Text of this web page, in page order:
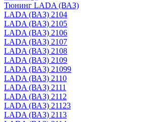
Тюнинг LADA (ВАЗ)
LADA (ВАЗ) 2104
LADA (ВАЗ) 2105
LADA (ВАЗ) 2106
LADA (ВАЗ) 2107
LADA (ВАЗ) 2108
LADA (ВАЗ) 2109
LADA (ВАЗ) 21099
LADA (ВАЗ) 2110
LADA (ВАЗ) 2111
LADA (ВАЗ) 2112
LADA (ВАЗ) 21123
LADA (ВАЗ) 2113